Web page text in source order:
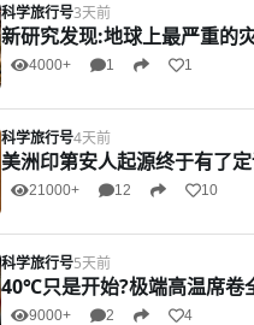
科学旅行号3天前
新研究发现:地球上最严重的
4000+ 1 1
科学旅行号4天前
美洲印第安人起源终于有了
21000+ 12 10
科学旅行号5天前
40℃只是开始?极端高温席卷
9000+ 2 4